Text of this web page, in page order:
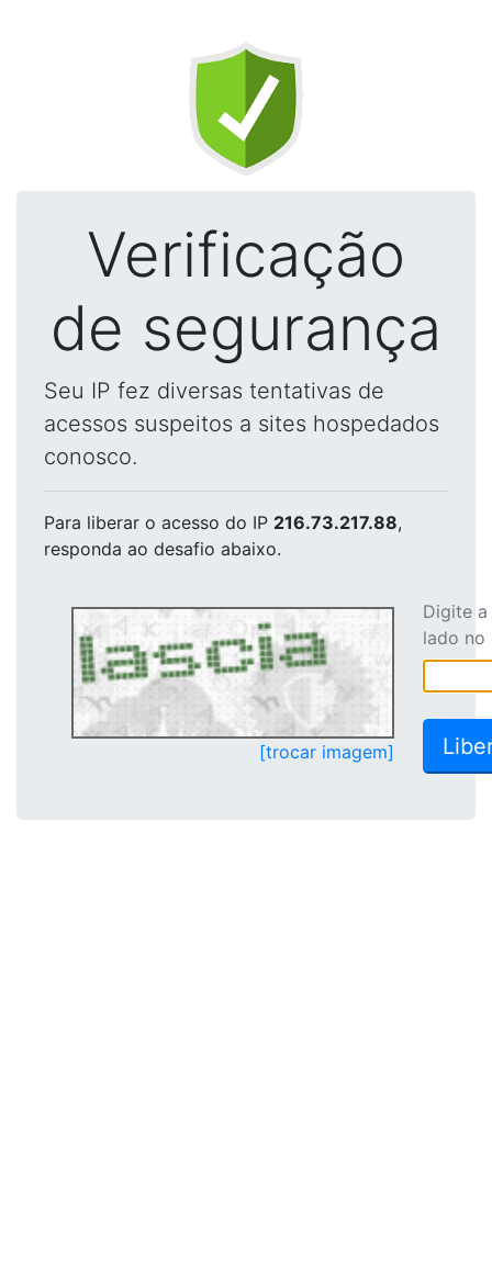
Verificação
de segurança
Seu IP fez diversas tentativas de
acessos suspeitos a sites hospedados
conosco.
Para liberar o acesso do IP 216.73.217.88,
responda ao desafio abaixo.
[trocar imagem]
Digite
lado no